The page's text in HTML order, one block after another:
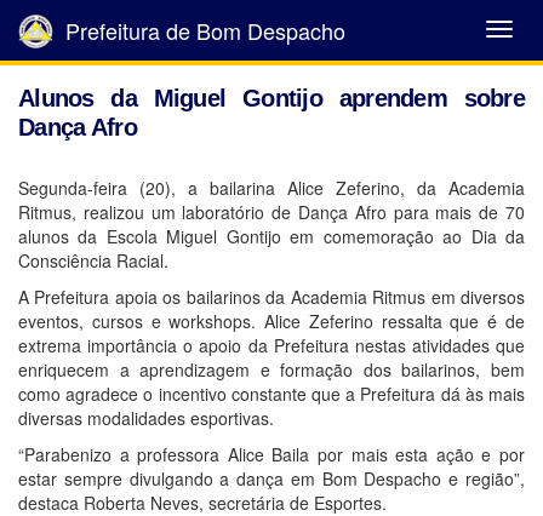
Abrir
Menu
Prefeitura de Bom Despacho
Alunos da Miguel Gontijo aprendem sobre
Dança Afro
Segunda-feira (20), a bailarina Alice Zeferino, da Academia
Ritmus, realizou um laboratório de Dança Afro para mais de 70
alunos da Escola Miguel Gontijo em comemoração ao Dia da
Consciência Racial.
A Prefeitura apoia os bailarinos da Academia Ritmus em diversos
eventos, cursos e workshops. Alice Zeferino ressalta que é de
extrema importância o apoio da Prefeitura nestas atividades que
enriquecem a aprendizagem e formação dos bailarinos, bem
como agradece o incentivo constante que a Prefeitura dá às mais
diversas modalidades esportivas.
“Parabenizo a professora Alice Baila por mais esta ação e por
estar sempre divulgando a dança em Bom Despacho e região”,
destaca Roberta Neves, secretária de Esportes.